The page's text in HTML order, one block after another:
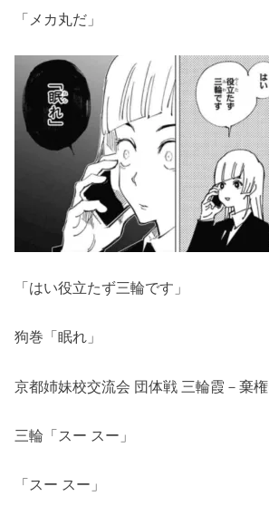
「メカ丸だ」
「はい役立たず三輪です」
狗巻「眠れ」
京都姉妹校交流会 団体戦 三輪霞－棄
三輪「スー スー」
「スー スー」